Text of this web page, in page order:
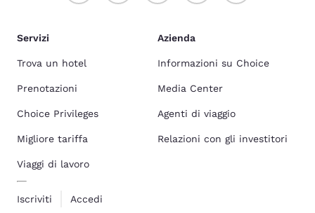
Servizi
Trova un hotel
Prenotazioni
Choice Privileges
Migliore tariffa
Viaggi di lavoro
Iscriviti Accedi
Azienda
Informazioni su Choice
Media Center
Agenti di viaggio
Relazioni con gli investitori